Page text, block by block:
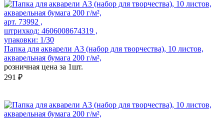
арт. 73992 ,
штрихкод: 4606008674319 ,
упаковки: 1/30
Папка для акварели А3 (набор для творчества), 10 листов,
акварельная бумага 200 г/м²,
розничная цена за 1шт.
291 ₽